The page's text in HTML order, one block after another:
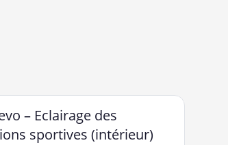
– Eclairage des
sportives (intérieur)